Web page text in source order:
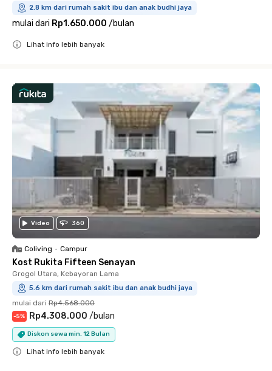
2.8 km dari rumah sakit ibu dan anak budhi jaya
mulai dari Rp1.650.000 /bulan
Lihat info lebih banyak
Video 360
Coliving • Campur
Kost Rukita Fifteen Senayan
Grogol Utara, Kebayoran Lama
5.6 km dari rumah sakit ibu dan anak budhi jaya
mulai dari Rp4.568.000
-5% Rp4.308.000 /bulan
Diskon sewa min. 12 Bulan
Lihat info lebih banyak